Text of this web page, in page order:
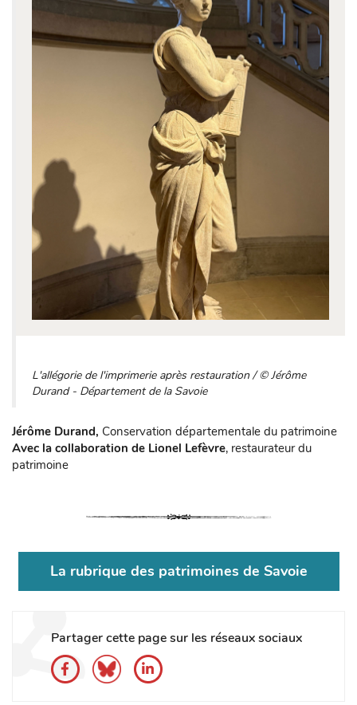
L'allégorie de l'imprimerie après restauration / © Jérôme
Durand - Département de la Savoie
Jérôme Durand, Conservation départementale du patrimoine
Avec la collaboration de Lionel Lefèvre, restaurateur du
patrimoine
La rubrique des patrimoines de Savoie
Partager cette page sur les réseaux sociaux